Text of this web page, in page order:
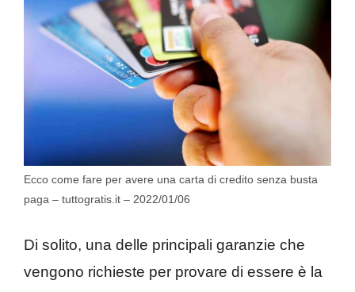
Ecco come fare per avere una carta di credito senza busta
paga – tuttogratis.it – 2022/01/06
Di solito, una delle principali garanzie che
vengono richieste per provare di essere è la